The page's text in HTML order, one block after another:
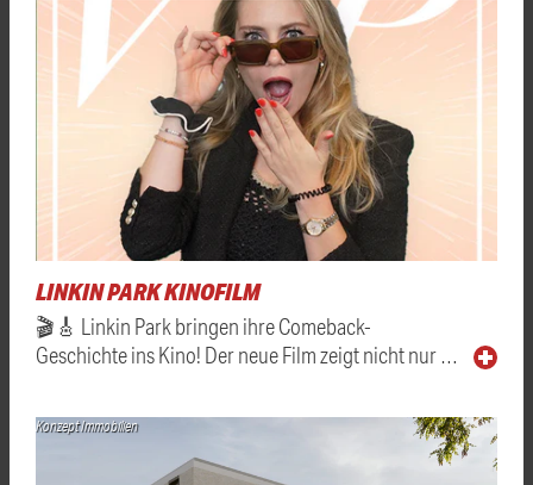
LINKIN PARK KINOFILM
🎬🎸 Linkin Park bringen ihre Comeback-
Geschichte ins Kino! Der neue Film zeigt nicht nur …
Konzept Immobilien